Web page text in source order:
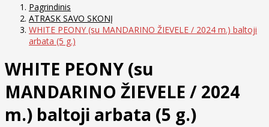
Pagrindinis
ATRASK SAVO SKONĮ
WHITE PEONY (su MANDARINO ŽIEVELE / 2024 m.) baltoji
arbata (5 g.)
WHITE PEONY (su
MANDARINO ŽIEVELE / 2024
m.) baltoji arbata (5 g.)